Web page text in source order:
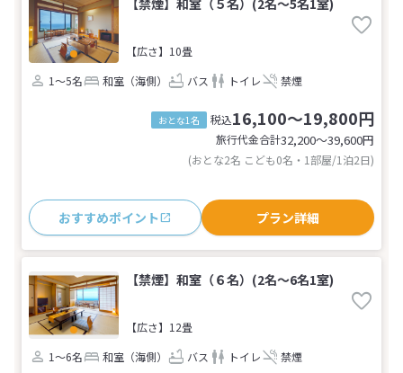
【禁煙】和室（５名）(2名～5名1室)
【広さ】10畳
1～5名
和室（海側） バス トイレ 禁煙
おとな1名 税込16,100～19,800円
旅行代金合計32,200〜39,600円
(おとな2名 こども0名・1部屋/1泊2日)
おすすめポイント プラン詳細
【禁煙】和室（６名）(2名～6名1室)
【広さ】12畳
1～6名
和室（海側） バス トイレ 禁煙